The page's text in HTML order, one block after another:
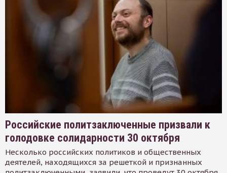
Российские политзаключенные призвали к
голодовке солидарности 30 октября
Несколько российских политиков и общественных
деятелей, находящихся за решеткой и признанных